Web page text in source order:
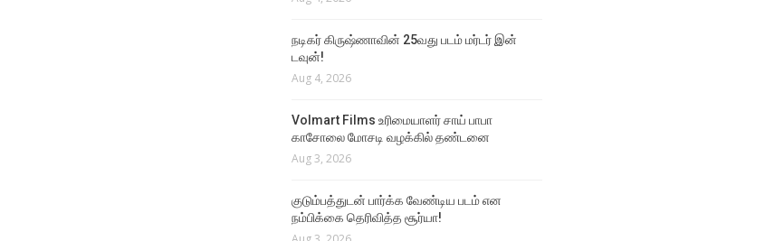
நடிகர் கிருஷ்ணாவின் 25வது படம் மர்டர் இன்
டவுன்!
Aug 4, 2026
Volmart Films உரிமையாளர் சாய் பாபா
காசோலை மோசடி வழக்கில் தண்டனை
Aug 3, 2026
குடும்பத்துடன் பார்க்க வேண்டிய படம் என
நம்பிக்கை தெரிவித்த சூர்யா!